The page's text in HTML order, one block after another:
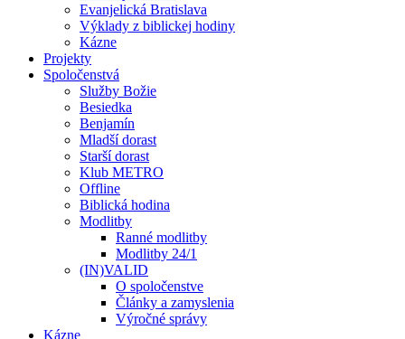
Evanjelická Bratislava
Výklady z biblickej hodiny
Kázne
Projekty
Spoločenstvá
Služby Božie
Besiedka
Benjamín
Mladší dorast
Starší dorast
Klub METRO
Offline
Biblická hodina
Modlitby
Ranné modlitby
Modlitby 24/1
(IN)VALID
O spoločenstve
Články a zamyslenia
Výročné správy
Kázne